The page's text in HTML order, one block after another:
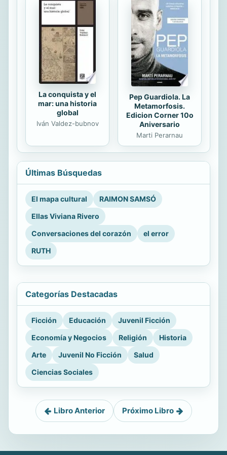
La conquista y el
mar: una historia
global
Iván Valdez-bubnov
Pep Guardiola. La
Metamorfosis.
Edicion Corner 10o
Aniversario
Marti Perarnau
Últimas Búsquedas
El mapa cultural
RAIMON SAMSÓ
Ellas Viviana Rivero
Conversaciones del corazón
el error
RUTH
Categorías Destacadas
Ficción Educación
Juvenil Ficción
Economía y Negocios
Religión
Historia
Arte
Juvenil No Ficción
Salud
Ciencias Sociales
Libro Anterior Próximo Libro